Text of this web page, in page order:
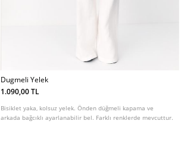
Dugmeli Yelek
1.090,00 TL
Bisiklet yaka, kolsuz yelek. Önden düğmeli kapama ve
arkada bağcıklı ayarlanabilir bel. Farklı renklerde mevcuttur.